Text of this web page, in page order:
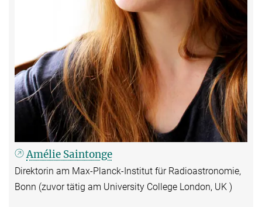
Amélie Saintonge
Direktorin am Max-Planck-Institut für Radioastronomie,
Bonn (zuvor tätig am University College London, UK )